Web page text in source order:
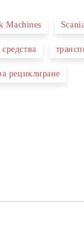
Machines
рециклиране